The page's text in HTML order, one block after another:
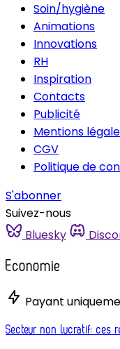
Soin/hygiène
Animations
Innovations
RH
Inspiration
Contacts
Publicité
Mentions
CGV
Politique de
S'abonner
Suivez-nous
Bluesky
Economie
Payant
Secteur non lucratif: ces